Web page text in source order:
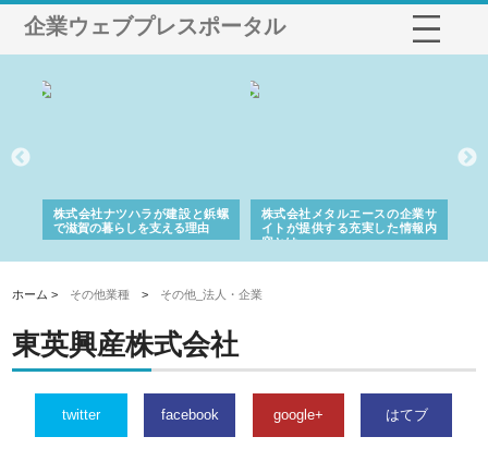
企業ウェブプレスポータル
株式会社ナツハラが建設と鋲螺
で滋賀の暮らしを支える理由
株式会社メタルエースの企業サ
イトが提供する充実した情報内
容とは
ホーム > その他業種 > その他_法人・企業
東英興産株式会社
twitter facebook google+ はてブ